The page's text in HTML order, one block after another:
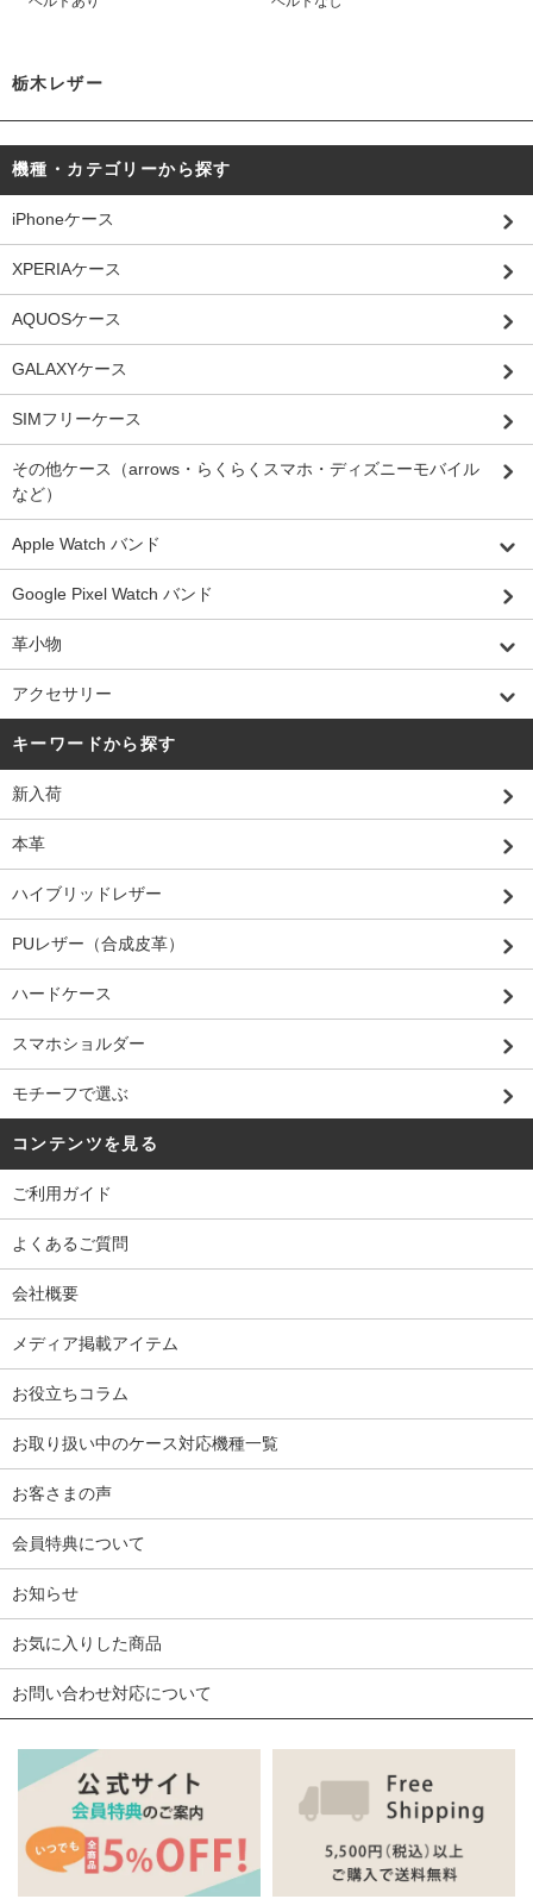
栃木レザー
機種・カテゴリーから探す
iPhoneケース
XPERIAケース
AQUOSケース
GALAXYケース
SIMフリーケース
その他ケース（arrows・らくらくスマホ・ディズニーモバイル
など）
Apple Watch バンド
Google Pixel Watch バンド
革小物
アクセサリー
キーワードから探す
新入荷
本革
ハイブリッドレザー
PUレザー（合成皮革）
ハードケース
スマホショルダー
モチーフで選ぶ
コンテンツを見る
ご利用ガイド
よくあるご質問
会社概要
メディア掲載アイテム
お役立ちコラム
お取り扱い中のケース対応機種一覧
お客さまの声
会員特典について
お知らせ
お気に入りした商品
お問い合わせ対応について